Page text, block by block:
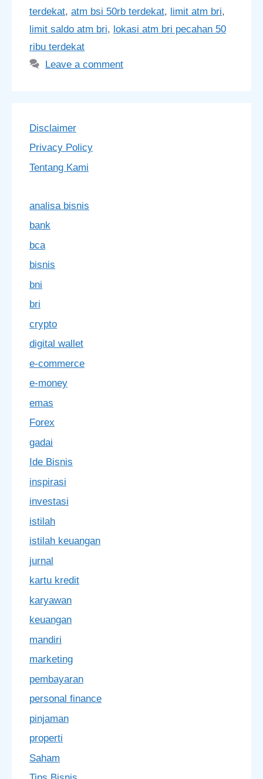
terdekat, atm bsi 50rb terdekat, limit atm bri,
limit saldo atm bri, lokasi atm bri pecahan 50
ribu terdekat
Leave a comment
Disclaimer
Privacy Policy
Tentang Kami
analisa bisnis
bank
bca
bisnis
bni
bri
crypto
digital wallet
e-commerce
e-money
emas
Forex
gadai
Ide Bisnis
inspirasi
investasi
istilah
istilah keuangan
jurnal
kartu kredit
karyawan
keuangan
mandiri
marketing
pembayaran
personal finance
pinjaman
properti
Saham